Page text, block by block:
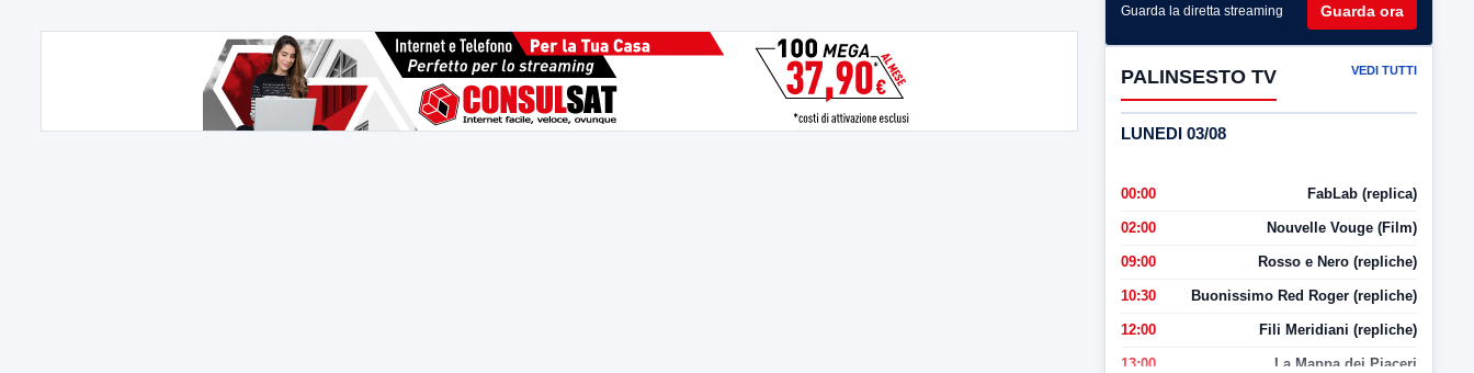
Guarda la diretta streaming Guarda ora
PALINSESTO TV VEDI TUTTI
LUNEDI 03/08
00:00 FabLab (replica)
02:00 Nouvelle Vouge (Film)
09:00 Rosso e Nero (repliche)
10:30 Buonissimo Red Roger (repliche)
12:00 Fili Meridiani (repliche)
13:00 La Mappa dei Piaceri